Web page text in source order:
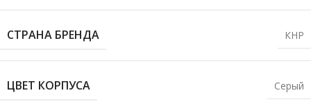
СТРАНА БРЕНДА КНР
ЦВЕТ КОРПУСА Серый